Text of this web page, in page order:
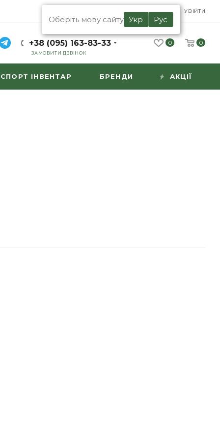
RU
Оберіть мову сайту Укр Рус
УВІЙТИ
+38 (095) 163-83-33
ЗАМОВИТИ ДЗВІНОК
0 0
СПОРТ ІНВЕНТАР БРЕНДИ АКЦІЇ